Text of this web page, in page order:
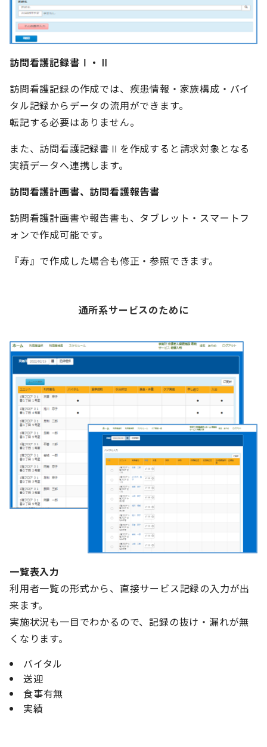
訪問看護記録書Ⅰ・Ⅱ
訪問看護記録の作成では、疾患情報・家族構成・バイ
タル記録からデータの流用ができます。
転記する必要はありません。
また、訪問看護記録書Ⅱを作成すると請求対象となる
実績データへ連携します。
訪問看護計画書、訪問看護報告書
訪問看護計画書や報告書も、タブレット・スマートフ
ォンで作成可能です。
『寿』で作成した場合も修正・参照できます。
通所系サービスのために
一覧表入力
利用者一覧の形式から、直接サービス記録の入力が出
来ます。
実施状況も一目でわかるので、記録の抜け・漏れが無
くなります。
バイタル
送迎
食事有無
実績